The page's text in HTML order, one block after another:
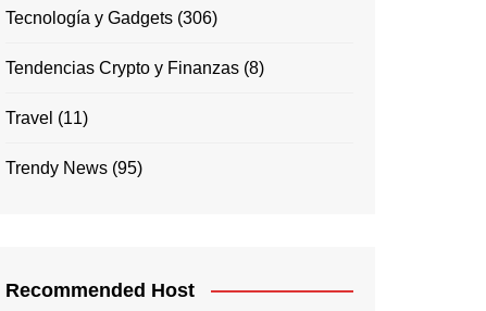
Tecnología y Gadgets (306)
Tendencias Crypto y Finanzas (8)
Travel (11)
Trendy News (95)
Recommended Host